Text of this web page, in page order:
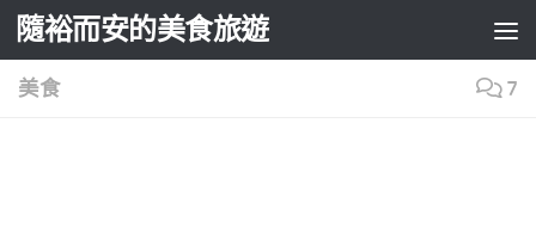
Skip to content
隨裕而安的美食旅遊
美食 7